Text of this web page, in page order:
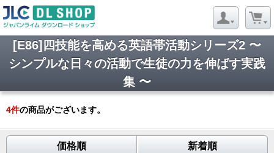
[E86]四技能を高める英語帯活動シリーズ2 〜
シンプルな日々の活動で生徒の力を伸ばす実践
集 〜
4件の商品がございます。
価格順 新着順